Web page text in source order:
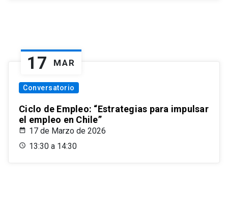
17 MAR
Conversatorio
Ciclo de Empleo: “Estrategias para impulsar
el empleo en Chile”
17 de Marzo de 2026
13:30 a 14:30